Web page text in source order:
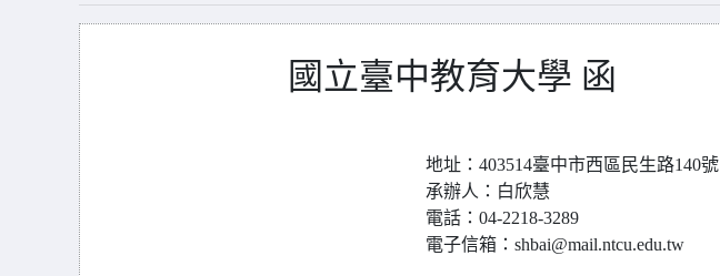
國立臺中教育大學 函
地址：403514臺中市西區民生路140號
承辦人：白欣慧
電話：04-2218-3289
電子信箱：shbai@mail.ntcu.edu.tw